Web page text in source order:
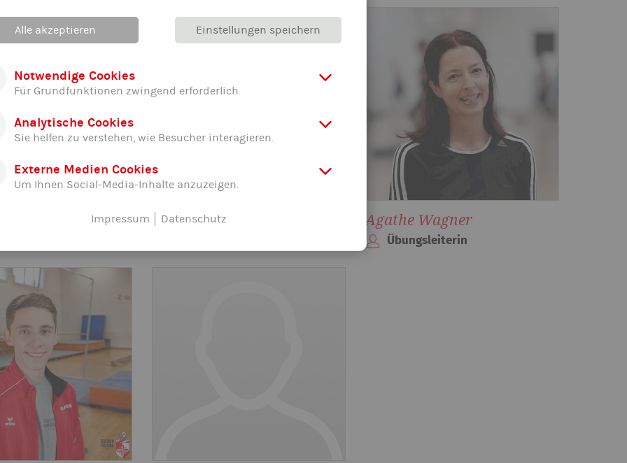
Agnes Varga-Komari Agathe Wagner
Übungsleiterin
Alle akzeptieren Einstellungen speichern
Notwendige Cookies
Für Grundfunktionen zwingend erforderlich.
Analytische Cookies
Sie helfen zu verstehen, wie Besucher interagieren.
Externe Medien Cookies
Um Ihnen Social-Media-Inhalte anzuzeigen.
Impressum Datenschutz